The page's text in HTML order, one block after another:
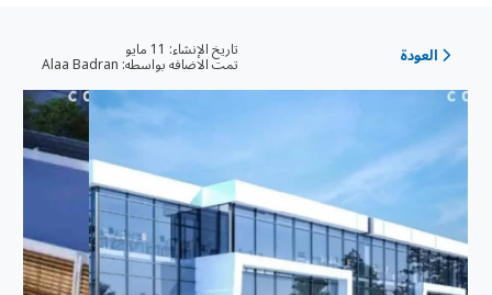
العودة تاريخ الإنشاء:
تمت الاضافه بواسطه: Alaa Badran